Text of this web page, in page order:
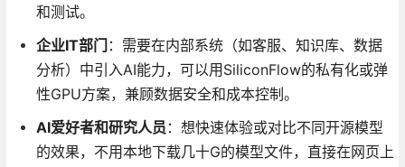
和测试。
企业IT部门 ：需要在内部系统（如客服、知识库、数据
分析）中引入AI能力，可以用SiliconFlow的私有化或弹
性GPU方案，兼顾数据安全和成本控制。
AI爱好者和研究人员 ：想快速体验或对比不同开源模型
的效果，不用本地下载几十G的模型文件，直接在网页上